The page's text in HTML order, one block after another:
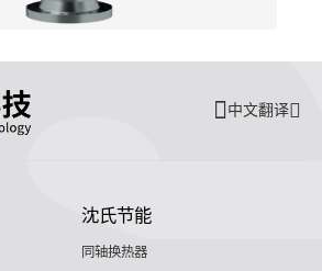
中文翻译
沈氏节能
同轴换热器